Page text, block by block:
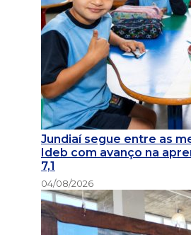
Jundiaí segue entre as
Ideb com avanço na
7,1
04/08/2026